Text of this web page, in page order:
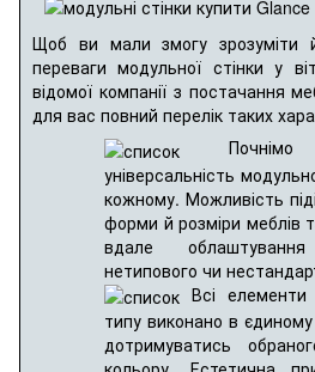
Щоб ви мали змогу зрозуміти
переваги модульної стінки у
відомої компанії з постачання
для вас повний перелік таких
Почнімо
універсальність
кожному. Можливість
форми й розміри меблів
вдале
нетипового чи
Всі елементи
типу виконано в
дотримуватись